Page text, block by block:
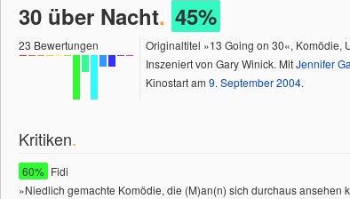
30 über Nacht. 45%
23 Bewertungen
Originaltitel »13 Going on 30«, Komödie,
Inszeniert von Gary Winick. MitJennifer
Kinostart am 9. September2004.
Kritiken.
60% Fidi
»Niedlich gemachte Komödie, die (M)an(n) sich durchaus